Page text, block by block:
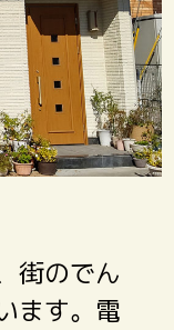
街のでん
ます。電